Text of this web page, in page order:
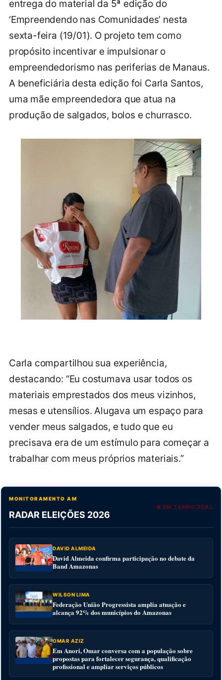
entrega do material da 5ª edição do
‘Empreendendo nas Comunidades’ nesta
sexta-feira (19/01). O projeto tem como
propósito incentivar e impulsionar o
empreendedorismo nas periferias de Manaus.
A beneficiária desta edição foi Carla Santos,
uma mãe empreendedora que atua na
produção de salgados, bolos e churrasco.
Carla compartilhou sua experiência,
destacando: “Eu costumava usar todos os
materiais emprestados dos meus vizinhos,
mesas e utensílios. Alugava um espaço para
vender meus salgados, e tudo que eu
precisava era de um estímulo para começar a
trabalhar com meus próprios materiais.”
MONITORAMENTO AM
RADAR ELEIÇÕES 2026
● EM TEMPO REAL
DAVID ALMEIDA
David Almeida confirma participação no debate da
Band Amazonas
WILSON LIMA
Federação União Progressista amplia atuação e
alcança 92% dos municípios do Amazonas
OMAR AZIZ
Em Anori, Omar conversa com a população sobre
propostas para fortalecer segurança, qualificação
profissional e ampliar serviços públicos